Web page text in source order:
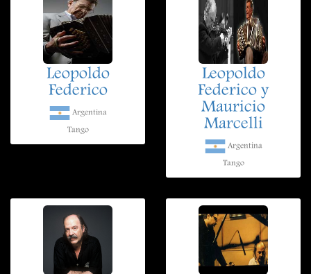
Leopoldo
Federico
Argentina
Tango
Leopoldo
Federico y
Mauricio
Marcelli
Argentina
Tango